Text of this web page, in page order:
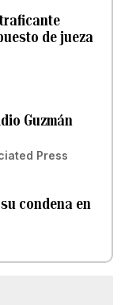
de jueza
Guzmán
Press
condena en